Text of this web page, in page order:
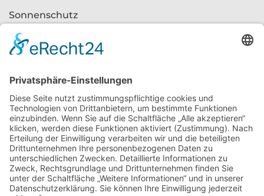
Sonnenschutz
SERVICES
Home
Unser Weg
Kontakt
Shop
Impressum
Datenschutz